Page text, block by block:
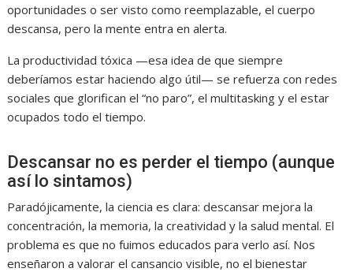
oportunidades o ser visto como reemplazable, el cuerpo
descansa, pero la mente entra en alerta.
La productividad tóxica —esa idea de que siempre
deberíamos estar haciendo algo útil— se refuerza con redes
sociales que glorifican el “no paro”, el multitasking y el estar
ocupados todo el tiempo.
Descansar no es perder el tiempo (aunque
así lo sintamos)
Paradójicamente, la ciencia es clara: descansar mejora la
concentración, la memoria, la creatividad y la salud mental. El
problema es que no fuimos educados para verlo así. Nos
enseñaron a valorar el cansancio visible, no el bienestar